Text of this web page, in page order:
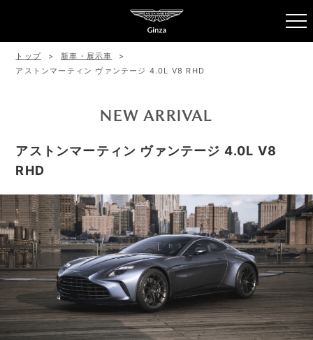
トップ
新車・展示車
アストンマーティン ヴァンテージ 4.0L V8 RHD
NEW ARRIVAL
アストンマーティン ヴァンテージ 4.0L V8
RHD